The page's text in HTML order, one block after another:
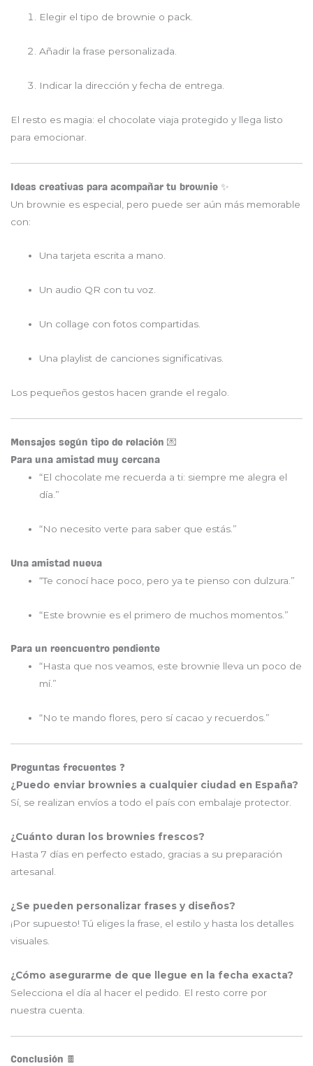
Elegir el tipo de brownie o pack.
Añadir la frase personalizada.
Indicar la dirección y fecha de entrega.
El resto es magia: el chocolate viaja protegido y llega listo
para emocionar.
Ideas creativas para acompañar tu brownie ✨
Un brownie es especial, pero puede ser aún más memorable
con:
Una tarjeta escrita a mano.
Un audio QR con tu voz.
Un collage con fotos compartidas.
Una playlist de canciones significativas.
Los pequeños gestos hacen grande el regalo.
Mensajes según tipo de relación 💌
Para una amistad muy cercana
“El chocolate me recuerda a ti: siempre me alegra el
día.”
“No necesito verte para saber que estás.”
Una amistad nueva
“Te conocí hace poco, pero ya te pienso con dulzura.”
“Este brownie es el primero de muchos momentos.”
Para un reencuentro pendiente
“Hasta que nos veamos, este brownie lleva un poco de
mí.”
“No te mando flores, pero sí cacao y recuerdos.”
Preguntas frecuentes ❓
¿Puedo enviar brownies a cualquier ciudad en España?
Sí, se realizan envíos a todo el país con embalaje protector.
¿Cuánto duran los brownies frescos?
Hasta 7 días en perfecto estado, gracias a su preparación
artesanal.
¿Se pueden personalizar frases y diseños?
¡Por supuesto! Tú eliges la frase, el estilo y hasta los detalles
visuales.
¿Cómo asegurarme de que llegue en la fecha exacta?
Selecciona el día al hacer el pedido. El resto corre por
nuestra cuenta.
Conclusión 🍫